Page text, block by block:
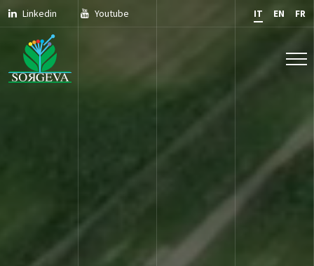
Linkedin Youtube IT EN FR